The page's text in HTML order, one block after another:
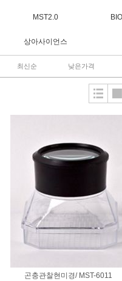
MST2.0
상아사이언스
최신순 낮은가격
곤충관찰현미경/ MST-6011